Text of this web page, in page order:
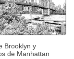
Brooklyn y
de Manhattan